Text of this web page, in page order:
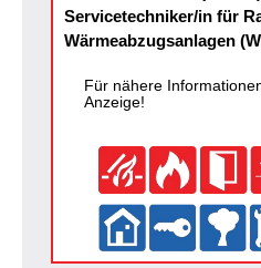
Servicetechniker/in für
Wärmeabzugsanlagen
Für nähere
Anzeige!